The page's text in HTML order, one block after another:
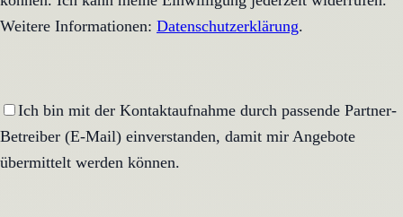
Weitere Informationen: Datenschutzerklärung.
Ich bin mit der Kontaktaufnahme durch passende Partner-
Betreiber (E-Mail) einverstanden, damit mir Angebote
übermittelt werden können.